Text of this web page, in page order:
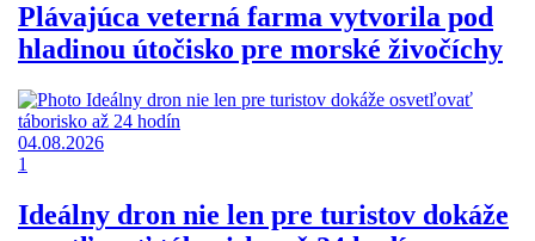
Plávajúca veterná farma vytvorila pod
hladinou útočisko pre morské živočíchy
04.08.2026
1
Ideálny dron nie len pre turistov dokáže